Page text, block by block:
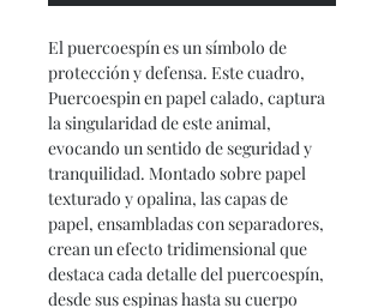
El puercoespín es un símbolo de
protección y defensa. Este cuadro,
Puercoespin en papel calado, captura
la singularidad de este animal,
evocando un sentido de seguridad y
tranquilidad. Montado sobre papel
texturado y opalina, las capas de
papel, ensambladas con separadores,
crean un efecto tridimensional que
destaca cada detalle del puercoespín,
desde sus espinas hasta su cuerpo